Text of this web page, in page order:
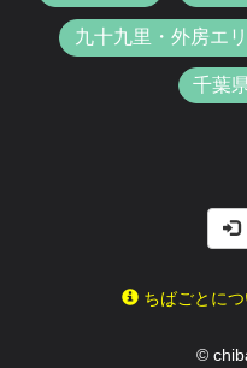
九十九里・外房エ
千葉
ちばごとに
©